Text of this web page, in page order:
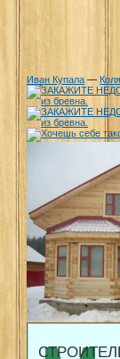
Иван Купала —